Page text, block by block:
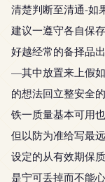
清楚判断至清通-如
建议一遵守各自保
好越经常的备择品
—其中放置来上假
的想法回立整安全
铁一质量基本可用
但以防为准给写最
设定的从有效期保
是宁可丢掉而不能心